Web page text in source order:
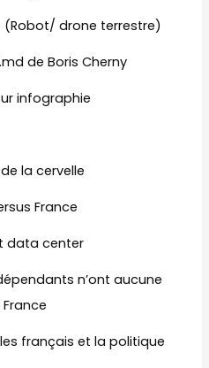
(Robot/ drone terrestre)
de Boris Cherny
infographie
la cervelle
France
data center
n’ont aucune
français et la politique